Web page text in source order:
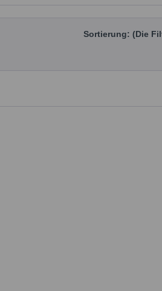
Sortierung: (Die